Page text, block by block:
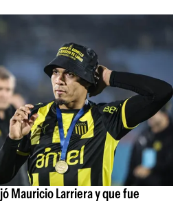
Mauricio Larriera y que fue